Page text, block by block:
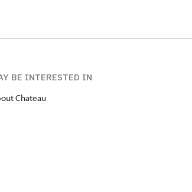
BE INTERESTED IN
Chateau